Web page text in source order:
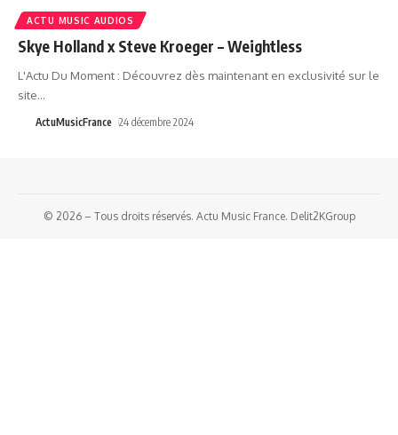
ACTU MUSIC AUDIOS
Skye Holland x Steve Kroeger – Weightless
L'Actu Du Moment : Découvrez dès maintenant en exclusivité sur le
site…
ActuMusicFrance 24 décembre 2024
© 2026 – Tous droits réservés. Actu Music France. Delit2KGroup